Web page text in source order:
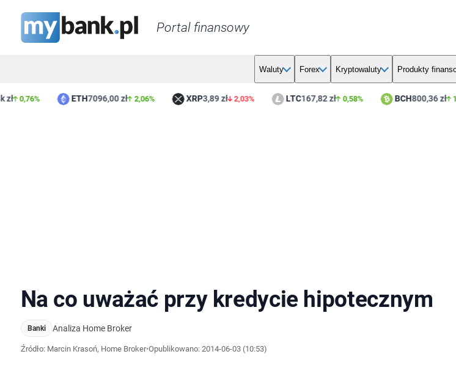
Portal finansowy
Waluty Forex Kryptowaluty Produkty
0,76% ETH7096,00 zł 2,06% XRP3,89 zł 2,03% LTC167,82 zł 0,58% BCH800,36 zł 1,70%
Na co uważać przy kredycie hipotecznym
Banki Analiza Home Broker
Źródło: Marcin Krasoń, Home Broker•Opublikowano: 2014-06-03 (10:53)